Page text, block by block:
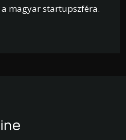
magyar startupszféra.